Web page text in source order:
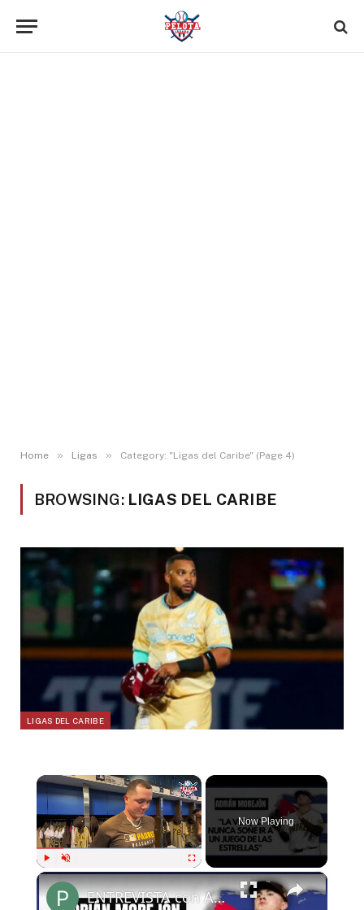
Home » Ligas » Category: "Ligas del Caribe" (Page 4)
BROWSING: LIGAS DEL CARIBE
LIGAS DEL CARIBE
×
Play Unmute Fullscreen
Now Playing
×
ENTREVISTA con ADRIÁN MOREJÓN en MIAMI